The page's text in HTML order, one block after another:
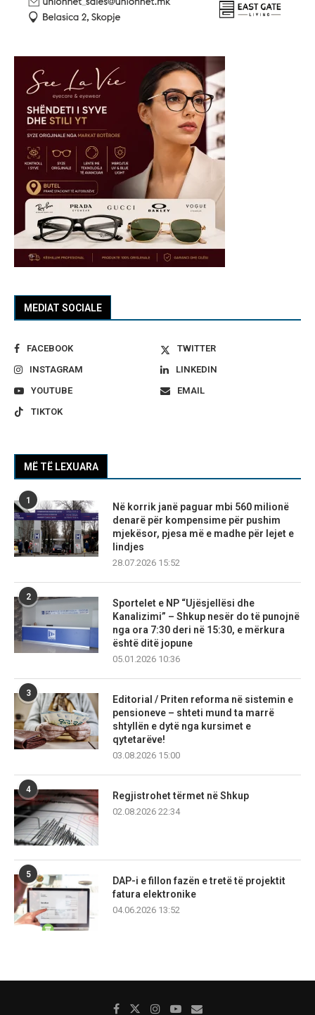
MEDIAT SOCIALE
FACEBOOK
TWITTER
INSTAGRAM
LINKEDIN
YOUTUBE
EMAIL
TIKTOK
MË TË LEXUARA
1
Në korrik janë paguar mbi 560 milionë
denarë për kompensime për pushim
mjekësor, pjesa më e madhe për lejet e
lindjes
28.07.2026 15:52
2
Sportelet e NP “Ujësjellësi dhe
Kanalizimi” – Shkup nesër do të punojnë
nga ora 7:30 deri në 15:30, e mërkura
është ditë jopune
05.01.2026 10:36
3
Editorial / Priten reforma në sistemin e
pensioneve – shteti mund ta marrë
shtyllën e dytë nga kursimet e
qytetarëve!
03.08.2026 15:00
4
Regjistrohet tërmet në Shkup
02.08.2026 22:34
5
DAP-i e fillon fazën e tretë të projektit
fatura elektronike
04.06.2026 13:52